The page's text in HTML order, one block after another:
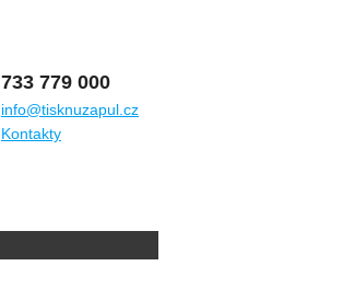
733 779 000
info@tisknuzapul.cz
Kontakty